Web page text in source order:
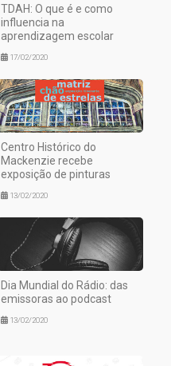
TDAH: O que é e como
influencia na
aprendizagem escolar
17/02/2020
Centro Histórico do
Mackenzie recebe
exposição de pinturas
13/02/2020
Dia Mundial do Rádio: das
emissoras ao podcast
13/02/2020